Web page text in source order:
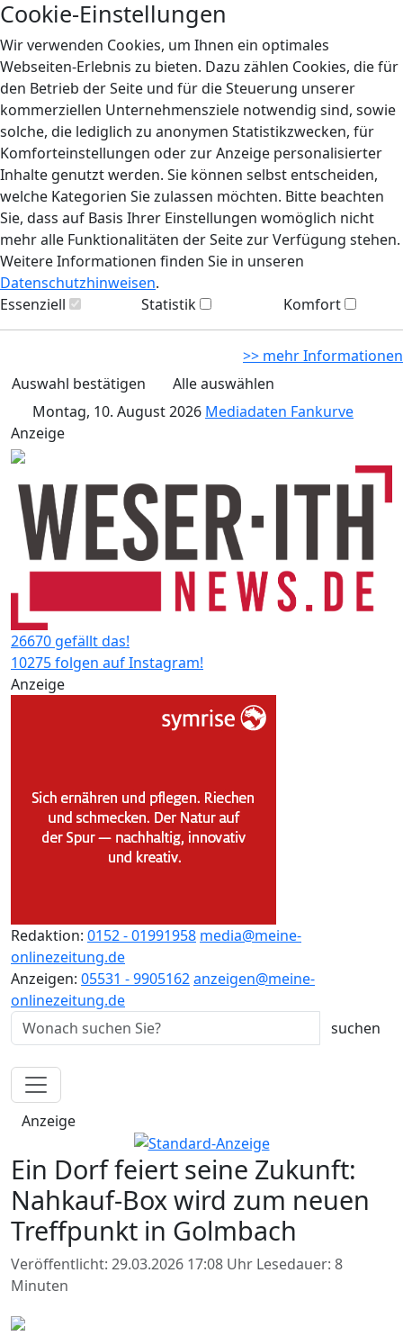
Cookie-Einstellungen
Wir verwenden Cookies, um Ihnen ein optimales
Webseiten-Erlebnis zu bieten. Dazu zählen Cookies, die für
den Betrieb der Seite und für die Steuerung unserer
kommerziellen Unternehmensziele notwendig sind, sowie
solche, die lediglich zu anonymen Statistikzwecken, für
Komforteinstellungen oder zur Anzeige personalisierter
Inhalte genutzt werden. Sie können selbst entscheiden,
welche Kategorien Sie zulassen möchten. Bitte beachten
Sie, dass auf Basis Ihrer Einstellungen womöglich nicht
mehr alle Funktionalitäten der Seite zur Verfügung stehen.
Weitere Informationen finden Sie in unseren
Datenschutzhinweisen.
Essenziell
Statistik Komfort
>> mehr Informationen
Auswahl bestätigen
Alle auswählen
Montag, 10. August 2026 Mediadaten Fankurve
Anzeige
26670 gefällt das!
10275 folgen auf Instagram!
Anzeige
Redaktion: 0152 - 01991958 media@meine-
onlinezeitung.de
Anzeigen: 05531 - 9905162anzeigen@meine-
onlinezeitung.de
Anzeige
Ein Dorf feiert seine Zukunft:
Nahkauf-Box wird zum neuen
Treffpunkt in Golmbach
Veröffentlicht: 29.03.2026 17:08 Uhr Lesedauer: 8
Minuten